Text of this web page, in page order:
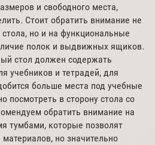
и свободного места,
Стоит обратить внимание не
но и на функциональные
полок и выдвижных ящиков.
стол должен содержать
учебников и тетрадей, для
больше места под учебные
посмотреть в сторону стола со
обратить внимание на
тумбами, которые позволят
но значительно